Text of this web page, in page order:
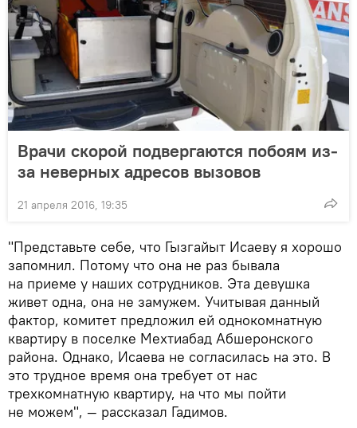
Врачи скорой подвергаются побоям из-
за неверных адресов вызовов
21 апреля 2016, 19:35
"Представьте себе, что Гызгайыт Исаеву я хорошо
запомнил. Потому что она не раз бывала
на приеме у наших сотрудников. Эта девушка
живет одна, она не замужем. Учитывая данный
фактор, комитет предложил ей однокомнатную
квартиру в поселке Мехтиабад Абшеронского
района. Однако, Исаева не согласилась на это. В
это трудное время она требует от нас
трехкомнатную квартиру, на что мы пойти
не можем", — рассказал Гадимов.